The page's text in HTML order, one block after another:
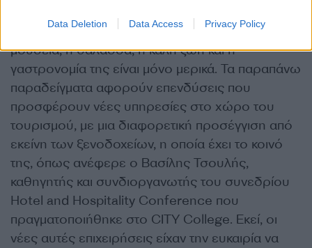
Data Deletion Data Access Privacy Policy
πράγματα να δει κανείς. Η ιστορία της, τα
μουσεία, η θάλασσα, η καλή ζωή και η
γαστρονομία της είναι μόνο μερικά. Τα παραπάνω
παραδείγματα αφορούν επενδύσεις που
προσφέρουν νέες υπηρεσίες στο χώρο του
τουρισμού, με μια διαφορετική προσέγγιση από
εκείνη των ξενοδοχείων, η οποία έχει το κοινό
της, όπως ανέφερε ο Βασίλης Τσουλής,
καθηγητής και συνδιοργανωτής του συνεδρίου
Hotel and Hospitality Conference που
πραγματοποιήθηκε στο CITY College. Εκεί, οι
νέες αυτές επιχειρήσεις είχαν την ευκαιρία να